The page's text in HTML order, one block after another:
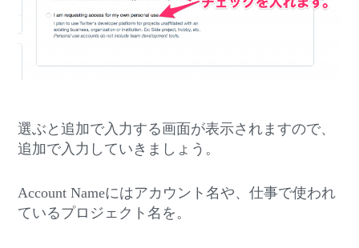
選ぶと追加で入力する画面が表示されますので、
追加で入力していきましょう。
Account Nameにはアカウント名や、仕事で使われ
ているプロジェクト名を。